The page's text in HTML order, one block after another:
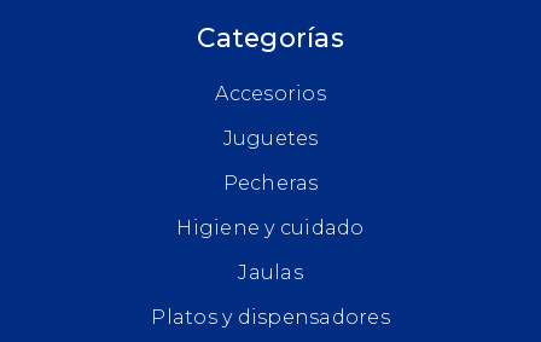
Categorías
Accesorios
Juguetes
Pecheras
Higiene y cuidado
Jaulas
Platos y dispensadores